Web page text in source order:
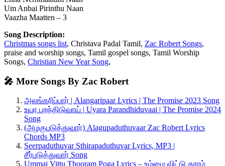
Um Anbai Pirinthu Naan
Vaazha Maatten – 3
Song Description:
Christmas songs list, Christava Padal Tamil, Zac Robert Songs,
praise and worship songs, Tamil gospel songs, Tamil Worship
Songs, Christian New Year Song,
🎤 More Songs By Zac Robert
அலங்கரிப்பார் | Alangaripaar Lyrics | The Promise 2023 Song
உயர பறந்திடுவாய் | Uyara Parandhiduvaai | The Promise 2024
Song
(அழகுபடுத்துவார்) Alagupaduthuvaar Zac Robert Lyrics
Chords MP3
Seerpaduthuvar Sthirapaduthuvar Lyrics, MP3 |
சீர்படுத்துவார் Song
Ummai Vittu Thooram Poga Lyrics – உம்மை விட்டு தூரம்